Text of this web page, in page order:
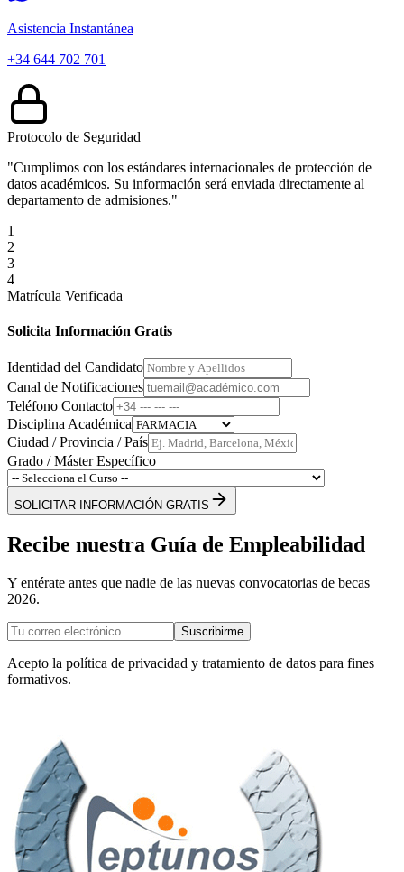
Asistencia Instantánea
+34 644 702 701
Protocolo de Seguridad
"Cumplimos con los estándares internacionales de protección de
datos académicos. Su información será enviada directamente al
departamento de admisiones."
1
2
3
4
Matrícula Verificada
Solicita Información Gratis
Identidad del Candidato
Canal de Notificaciones
Teléfono Contacto
Disciplina Académica
Ciudad / Provincia / País
Grado / Máster Específico
SOLICITAR INFORMACIÓN GRATIS
Recibe nuestra Guía de Empleabilidad
Y entérate antes que nadie de las nuevas convocatorias de becas
2026.
Suscribirme
Acepto la política de privacidad y tratamiento de datos para fines
formativos.